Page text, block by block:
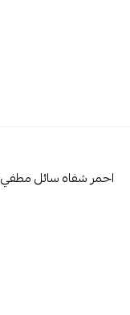
احمر شفاه سائل مطفي